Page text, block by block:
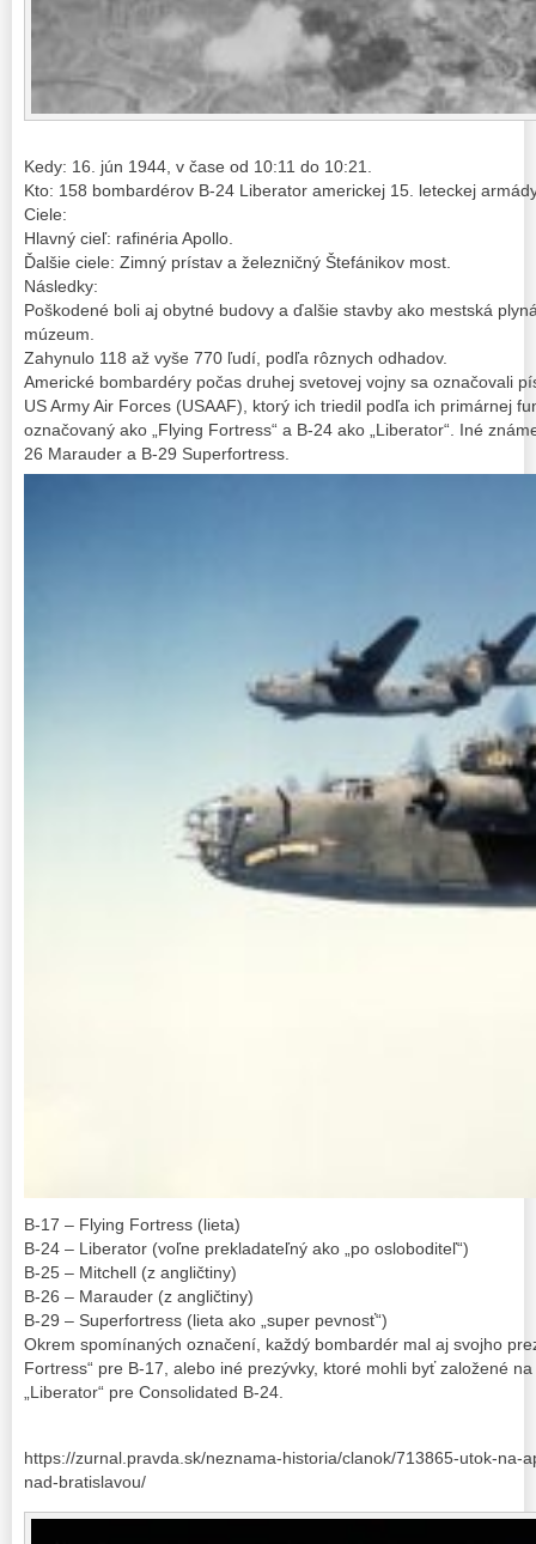
Kedy: 16. jún 1944, v čase od 10:11 do 10:21.
Kto: 158 bombardérov B-24 Liberator americkej 15. leteckej
Ciele:
Hlavný cieľ: rafinéria Apollo.
Ďalšie ciele: Zimný prístav a železničný Štefánikov most.
Následky:
Poškodené boli aj obytné budovy a ďalšie stavby ako mestská
múzeum.
Zahynulo 118 až vyše 770 ľudí, podľa rôznych odhadov.
Americké bombardéry počas druhej svetovej vojny sa označovali
US Army Air Forces (USAAF), ktorý ich triedil podľa ich primárnej
označovaný ako „Flying Fortress“ a B-24 ako „Liberator“. Iné
26 Marauder a B-29 Superfortress.
B-17 – Flying Fortress (lieta)
B-24 – Liberator (voľne prekladateľný ako „po osloboditeľ“)
B-25 – Mitchell (z angličtiny)
B-26 – Marauder (z angličtiny)
B-29 – Superfortress (lieta ako „super pevnosť“)
Okrem spomínaných označení, každý bombardér mal aj svojho
Fortress“ pre B-17, alebo iné prezývky, ktoré mohli byť založené
„Liberator“ pre Consolidated B-24.
https://zurnal.pravda.sk/neznama-historia/clanok/713865-utok-na-
nad-bratislavou/